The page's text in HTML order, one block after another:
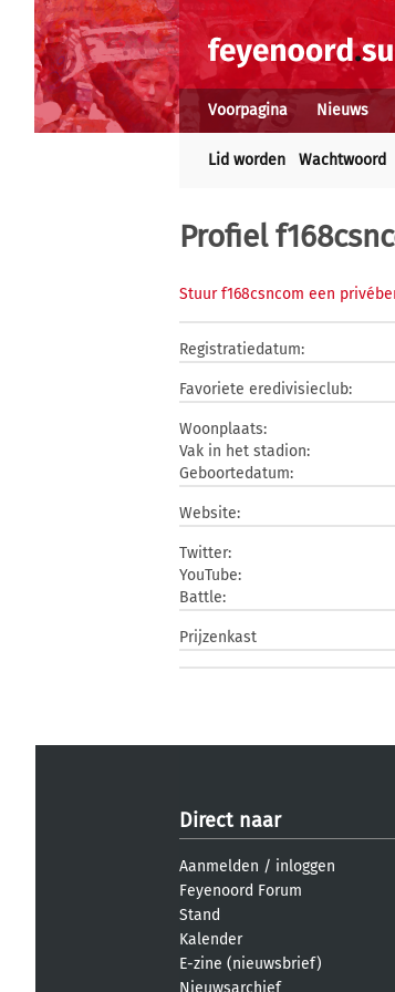
Voorpagina Nieuws
Lid worden Wachtwoord
Profiel
Stuur f168csncom een
Registratiedatum:
Favoriete eredivisieclub:
Woonplaats:
Vak in het stadion:
Geboortedatum:
Website:
Twitter:
YouTube:
Battle:
Prijzenkast
Direct naar
Aanmelden / inloggen
Feyenoord Forum
Stand
Kalender
E-zine (nieuwsbrief)
Nieuwsarchief